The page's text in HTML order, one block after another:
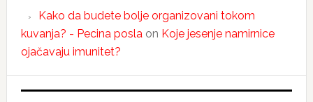
Kako da budete bolje organizovani tokom
kuvanja? - Pecina poslaon Koje jesenje namirnice
ojačavaju imunitet?